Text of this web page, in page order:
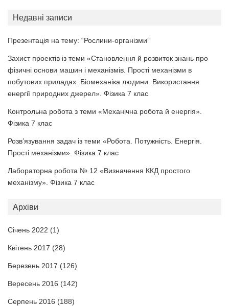
Недавні записи
Презентація на тему: “Рослини-організми”
Захист проектів із теми «Становлення й розвиток знань про
фізичні основи машин і механізмів. Прості механізми в
побутових приладах. Біомеханіка людини. Використання
енергії природних джерел». Фізика 7 клас
Контрольна робота з теми «Механічна робота й енергія».
Фізика 7 клас
Розв’язування задач із теми «Робота. Потужність. Енергія.
Прості механізми». Фізика 7 клас
Лабораторна робота № 12 «Визначення ККД простого
механізму». Фізика 7 клас
Архіви
Січень 2022 (1)
Квітень 2017 (28)
Березень 2017 (126)
Вересень 2016 (142)
Серпень 2016 (188)